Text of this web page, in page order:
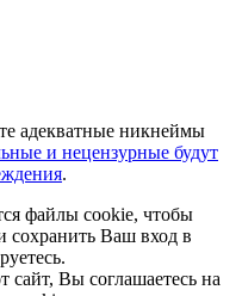
адекватные никнеймы
и нецензурные будут
.
файлы cookie, чтобы
сохранить Ваш вход в
сайт, Вы соглашаетесь на